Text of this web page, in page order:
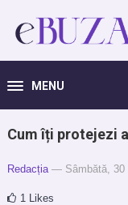
MENU
Cum îți protejezi
Redacția — Sâmbătă, 30
1 Likes